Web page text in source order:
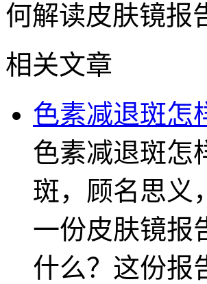
何解读皮肤镜报
相关文章
色素减退斑怎
色素减退斑怎
斑，顾名思义
一份皮肤镜报
什么？这份报